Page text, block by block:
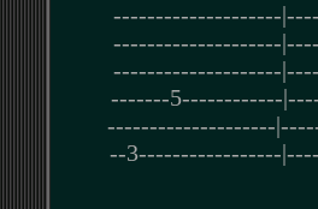
--------------------
--------------------
--------------------
-------5------------
--------------------
--3-----------------